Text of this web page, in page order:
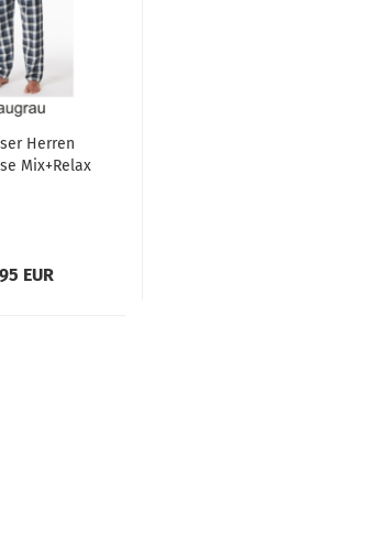
Herren
Mix+Relax
EUR